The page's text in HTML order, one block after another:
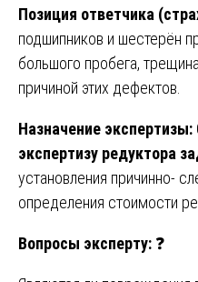
Позиция ответчика
подшипников и шестерён
большого пробега,
причиной этих дефектов.
Назначение экспертизы:
экспертизу редуктора
установления причинно-
определения стоимости
Вопросы эксперту: ❓